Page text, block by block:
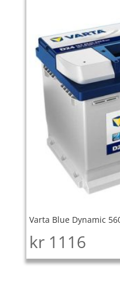
Varta Blue Dynamic
kr 1116